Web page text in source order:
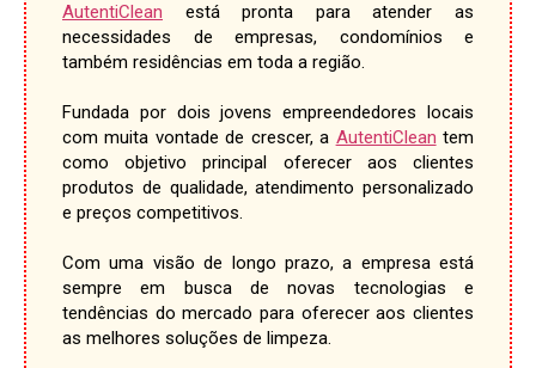
AutentiClean está pronta para atender as
necessidades de empresas, condomínios e
também residências em toda a região.
Fundada por dois jovens empreendedores locais
com muita vontade de crescer, a AutentiClean tem
como objetivo principal oferecer aos clientes
produtos de qualidade, atendimento personalizado
e preços competitivos.
Com uma visão de longo prazo, a empresa está
sempre em busca de novas tecnologias e
tendências do mercado para oferecer aos clientes
as melhores soluções de limpeza.